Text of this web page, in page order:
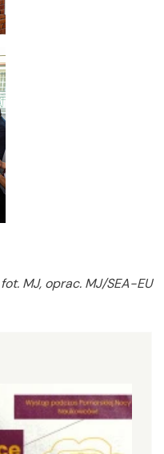
fot. MJ, oprac. MJ/SEA-EU